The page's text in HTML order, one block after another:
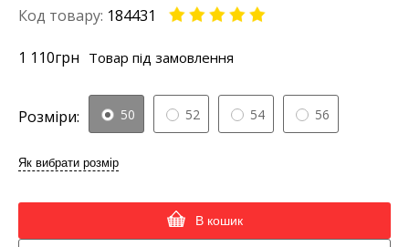
Код товару: 184431
1 110грн Товар під замовлення
Розміри: 50 52 54 56
Як вибрати розмір
В кошик